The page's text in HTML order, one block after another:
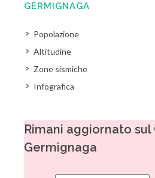
GERMIGNAGA
Popolazione
Altitudine
Zone sismiche
Infografica
Rimani aggiornato sul
Germignaga